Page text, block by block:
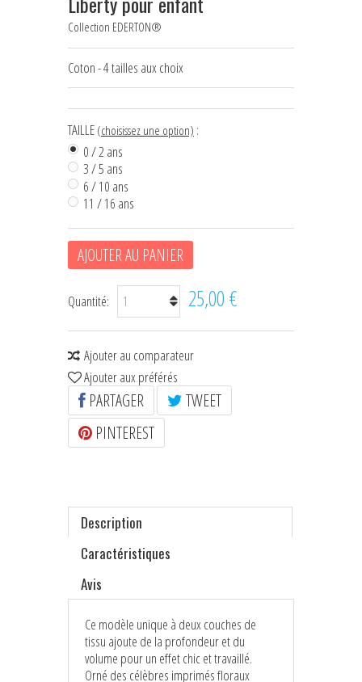
POCHES À FRIANDISES
BIJOUX DE LICOL
CEINTURES DE SMOKING
CHÈQUES CADEAU
Collection EDERTON®
Coton - 4 tailles aux choix
TAILLE (choisissez une option) :
0 / 2 ans
3 / 5 ans
6 / 10 ans
11 / 16 ans
AJOUTER AU PANIER
Quantité: 25,00 €
Ajouter au comparateur
Ajouter aux préférés
PARTAGER
TWEET
PINTEREST
Description
Caractéristiques
Avis
Ce modèle unique à deux couches de
tissu ajoute de la profondeur et du
volume pour un effet chic et travaillé.
Orné des célèbres imprimés floraux